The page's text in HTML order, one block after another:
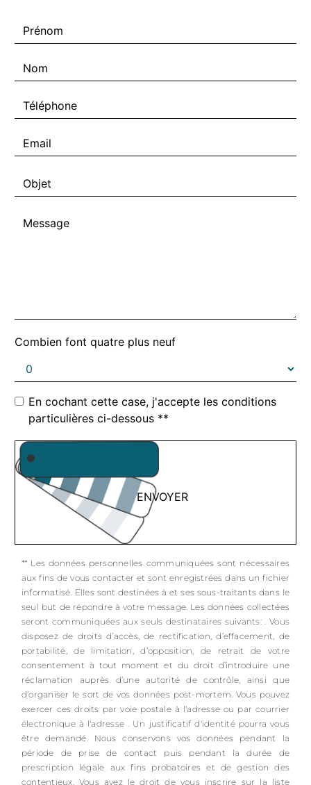
Combien font quatre plus neuf
En cochant cette case, j'accepte les conditions
particulières ci-dessous **
ENVOYER
** Les données personnelles communiquées sont nécessaires
aux fins de vous contacter et sont enregistrées dans un fichier
informatisé. Elles sont destinées à et ses sous-traitants dans le
seul but de répondre à votre message. Les données collectées
seront communiquées aux seuls destinataires suivants: . Vous
disposez de droits d’accès, de rectification, d’effacement, de
portabilité, de limitation, d’opposition, de retrait de votre
consentement à tout moment et du droit d’introduire une
réclamation auprès d’une autorité de contrôle, ainsi que
d’organiser le sort de vos données post-mortem. Vous pouvez
exercer ces droits par voie postale à l'adresse ou par courrier
électronique à l'adresse . Un justificatif d'identité pourra vous
être demandé. Nous conservons vos données pendant la
période de prise de contact puis pendant la durée de
prescription légale aux fins probatoires et de gestion des
contentieux. Vous avez le droit de vous inscrire sur la liste